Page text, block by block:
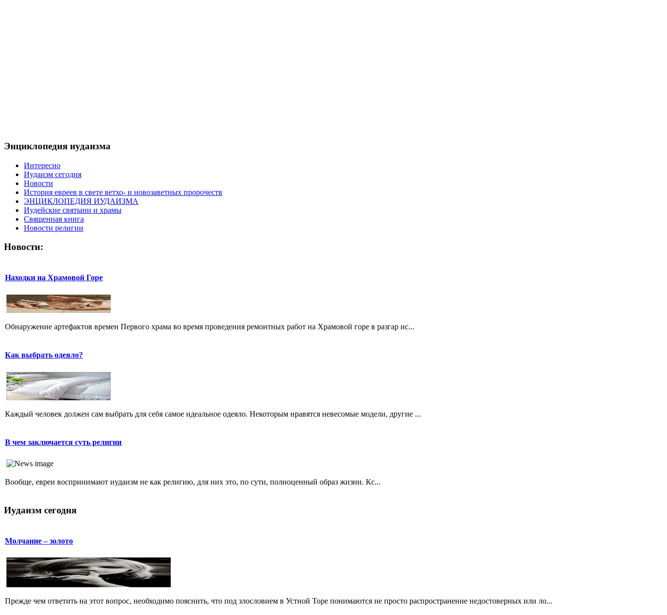
Энциклопедия иудаизма
Интересно
Иудаизм сегодня
Новости
История евреев в свете ветхо- и новозаветных пророчеств
ЭНЦИКЛОПЕДИЯ ИУДАИЗМА
Иудейские святыни и храмы
Священная книга
Новости религии
Новости:
Находки на Храмовой Горе
Обнаружение артефактов времен Первого храма во время проведения ремонтных работ на Храмовой горе в разгар ис...
Как выбрать одеяло?
Каждый человек должен сам выбрать для себя самое идеальное одеяло. Некоторым нравятся невесомые модели, другие ...
В чем заключается суть религии
Вообще, евреи воспринимают иудаизм не как религию, для них это, по сути, полноценный образ жизни. Кс...
Иудаизм сегодня
Молчание – золото
Прежде чем ответить на этот вопрос, необходимо пояснить, что под злословием в Устной Торе понимаются не просто распространение недостоверных или ло...